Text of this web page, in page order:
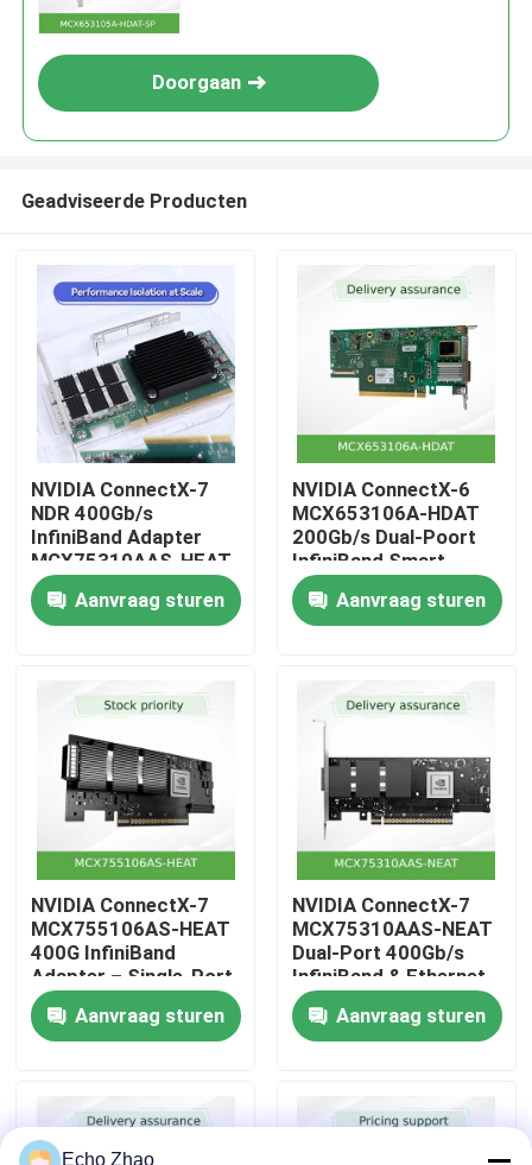
Producten
Video's
Over Ons
Fabriekstour
Kwaliteitscontrole
Neem contact met ons op
Nieuws
Vraag een offerte aan
Doorgaan
Geadviseerde Producten
NVIDIA ConnectX-7
NDR 400Gb/s
InfiniBand Adapter
MCX75310AAS-HEAT
Aanvraag sturen
NVIDIA ConnectX-6
MCX653106A-HDAT
200Gb/s Dual-Poort
InfiniBand Smart
Adapter
Aanvraag sturen
NVIDIA ConnectX-7
MCX755106AS-HEAT
400G InfiniBand
Adapter – Single-Port
NDR, PCIe 5.0,
Hardware-
Accelerated
Workloads
Aanvraag sturen
NVIDIA ConnectX-7
MCX75310AAS-NEAT
Dual-Port 400Gb/s
InfiniBand & Ethernet
Smart Adapter
Aanvraag sturen
Echo Zhao